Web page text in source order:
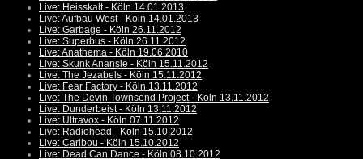
Live: Heisskalt - Köln 14.01.2013
Live: Aufbau West - Köln 14.01.2013
Live: Garbage - Köln 26.11.2012
Live: Superbus - Köln 26.11.2012
Live: Anathema - Köln 19.06.2010
Live: Skunk Anansie - Köln 15.11.2012
Live: The Jezabels - Köln 15.11.2012
Live: Fear Factory - Köln 13.11.2012
Live: The Devin Townsend Project - Köln 13.11.2012
Live: Dunderbeist - Köln 13.11.2012
Live: Ultravox - Köln 07.11.2012
Live: Radiohead - Köln 15.10.2012
Live: Caribou - Köln 15.10.2012
Live: Dead Can Dance - Köln 08.10.2012